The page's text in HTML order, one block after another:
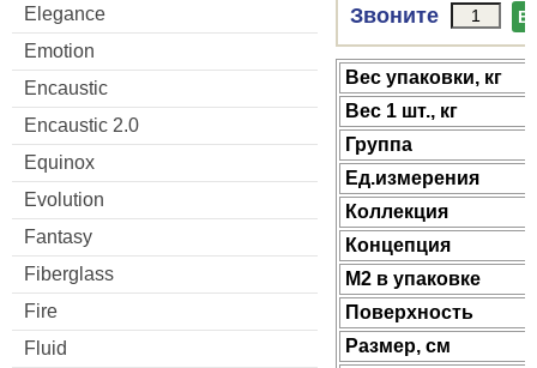
Elegance
Emotion
Encaustic
Encaustic 2.0
Equinox
Evolution
Fantasy
Fiberglass
Fire
Fluid
Звоните В
Веc упаковки, кг
Вес 1 шт., кг
Группа
Ед.измерения
Коллекция
Концепция
М2 в упаковке
Поверхность
Размер, см